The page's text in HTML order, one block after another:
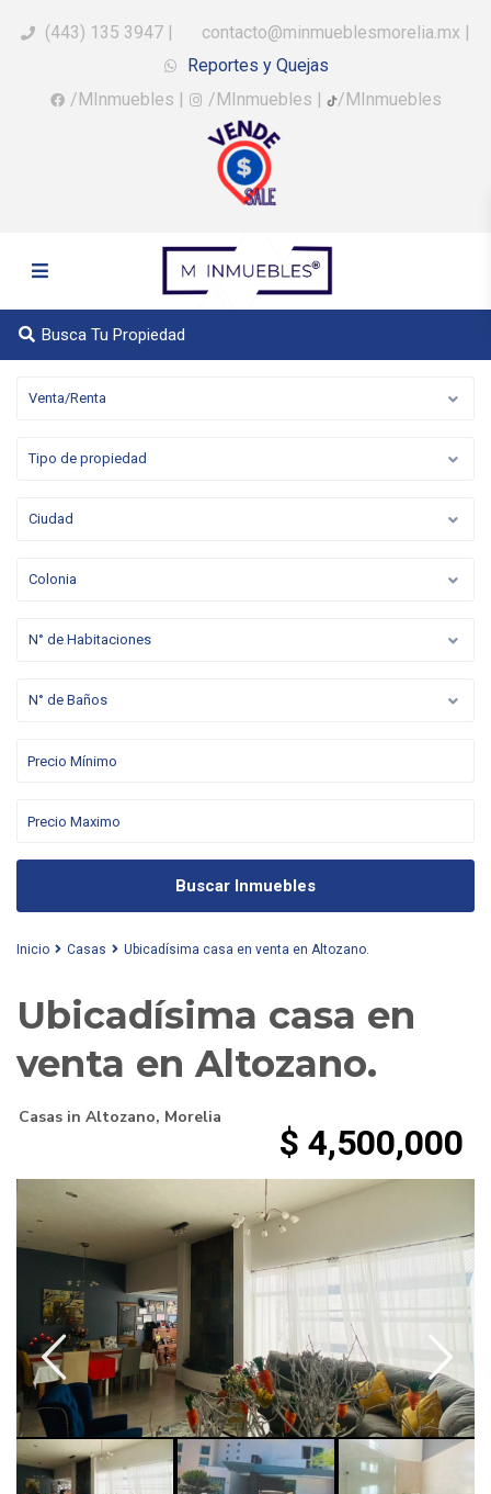
(443) 135 3947 | contacto@minmueblesmorelia.mx |
Reportes y Quejas
/MInmuebles | /MInmuebles | /MInmuebles
Busca Tu Propiedad
Venta/Renta
Tipo de propiedad
Ciudad
Colonia
N° de Habitaciones
N° de Baños
Buscar Inmuebles
Inicio Casas Ubicadísima casa en venta en Altozano.
Ubicadísima casa en
venta en Altozano.
Casas in Altozano, Morelia
$ 4,500,000